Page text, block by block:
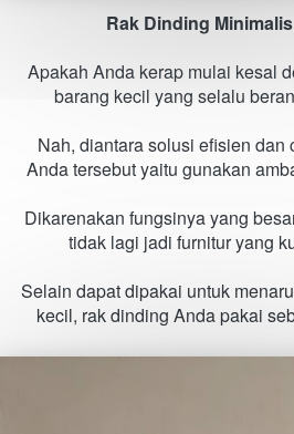
Rak Dinding
Apakah Anda kerap mulai kesal
barang kecil yang selalu
Nah, diantara solusi efisien dan
Anda tersebut yaitu gunakan
Dikarenakan fungsinya yang
tidak lagi jadi furnitur yang
Selain dapat dipakai untuk
kecil, rak dinding Anda pakai